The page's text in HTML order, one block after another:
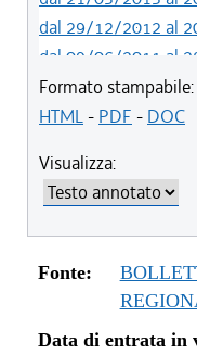
dal 29/12/2012 al
dal 09/06/2011 al
Formato stampabile:
HTML- PDF - DOC
Visualizza:
Fonte:
Data di entrata in